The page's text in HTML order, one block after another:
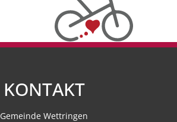
KONTAKT
Gemeinde Wettringen